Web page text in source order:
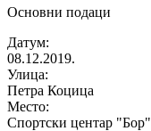
Основни подаци
Датум:
08.12.2019.
Улица:
Петра Коцица
Место:
Спортски центар "Бор"